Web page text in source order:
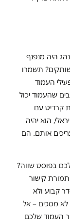
היה מנפנף
תשמרו
העמוד
שהעמוד יכול
קרדיט עם
הוא יהיה
אותם. הם
בפוסט שווה?
קישור
קבוע ולא
לא מסכים – אל
העמוד שלכם